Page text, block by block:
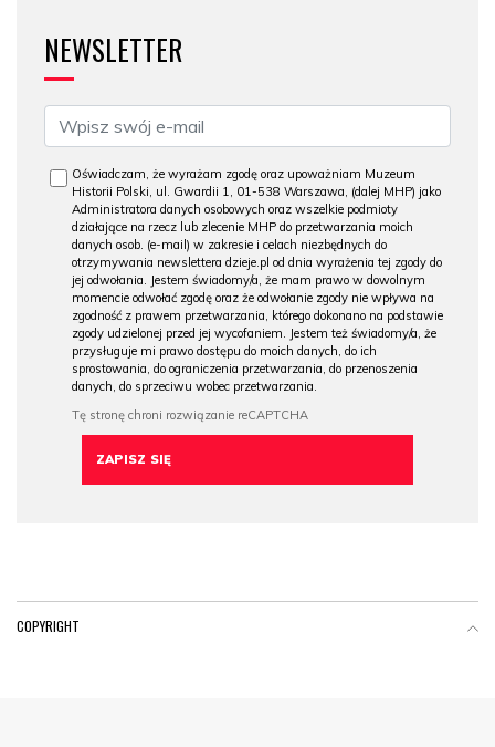
NEWSLETTER
Oświadczam, że wyrażam zgodę oraz upoważniam Muzeum
Historii Polski, ul. Gwardii 1, 01-538 Warszawa, (dalej MHP) jako
Administratora danych osobowych oraz wszelkie podmioty
działające na rzecz lub zlecenie MHP do przetwarzania moich
danych osob. (e-mail) w zakresie i celach niezbędnych do
otrzymywania newslettera dzieje.pl od dnia wyrażenia tej zgody do
jej odwołania. Jestem świadomy/a, że mam prawo w dowolnym
momencie odwołać zgodę oraz że odwołanie zgody nie wpływa na
zgodność z prawem przetwarzania, którego dokonano na podstawie
zgody udzielonej przed jej wycofaniem. Jestem też świadomy/a, że
przysługuje mi prawo dostępu do moich danych, do ich
sprostowania, do ograniczenia przetwarzania, do przenoszenia
danych, do sprzeciwu wobec przetwarzania.
COPYRIGHT